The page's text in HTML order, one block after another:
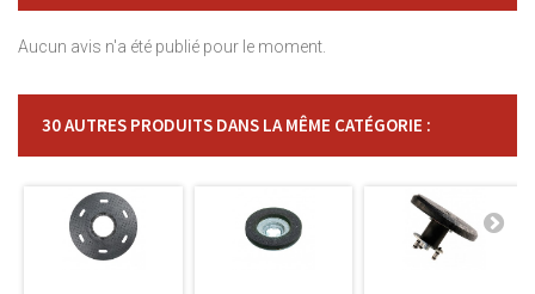
Aucun avis n'a été publié pour le moment.
30 AUTRES PRODUITS DANS LA MÊME CATÉGORIE :